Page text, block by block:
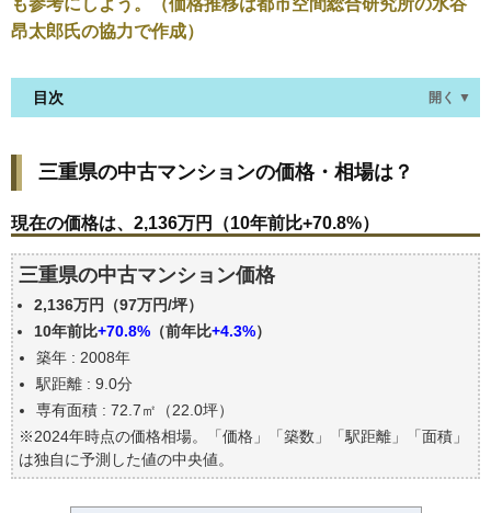
も参考にしよう。（価格推移は都市空間総合研究所の水谷
昂太郎氏の協力で作成）
目次 開く ▼
現在の価格は、2,136万円（10年前比+70.8%）
価格を詳細に分析しよう
築年数で価格はどうなる？
三重県の中古マンションの過去の売買事例
公示地価はいくら
エリアの将来性を人口予想から検討しよう
自分の年収でいくらの不動産が買える？
三重県の中古マンションの価格・相場は？
現在の価格は、2,136万円（10年前比+70.8%）
三重県の中古マンション価格
2,136万円（97万円/坪）
10年前比+70.8% （前年比+4.3%）
築年 : 2008年
駅距離 : 9.0分
専有面積 : 72.7㎡（22.0坪）
※2024年時点の価格相場。「価格」「築数」「駅距離」「面積」
は独自に予測した値の中央値。